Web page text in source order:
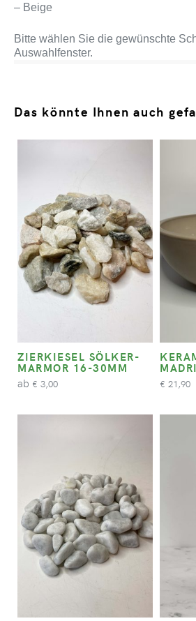
– Beige
Bitte wählen Sie die gewünschte
Auswahlfenster.
Das könnte Ihnen auch
ZIERKIESEL SÖLKER-
MARMOR 16-30MM
ab € 3,00 € 21,90